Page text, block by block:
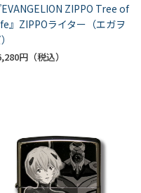
EVANGELION ZIPPO Tree of
』ZIPPOライター（エガヲ
円